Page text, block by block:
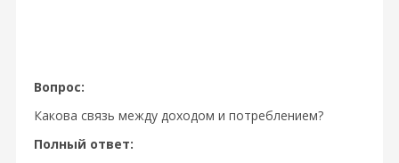
Вопрос:
Какова связь между доходом и потреблением?
Полный ответ: